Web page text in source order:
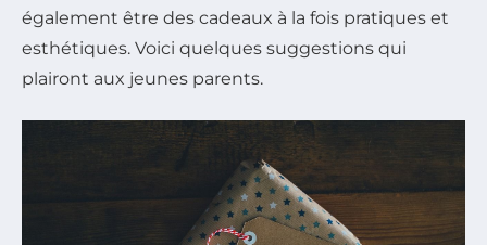
également être des cadeaux à la fois pratiques et
esthétiques. Voici quelques suggestions qui
plairont aux jeunes parents.